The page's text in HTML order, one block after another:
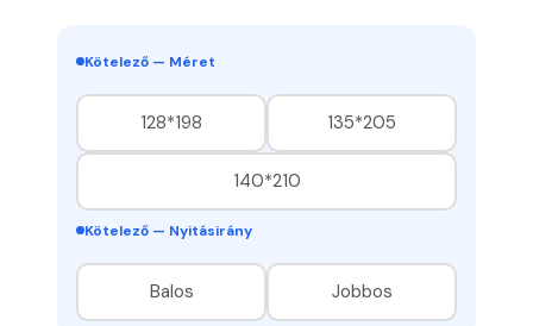
Kötelező — Méret
128*198 135*205
140*210
Kötelező — Nyitásirány
Balos Jobbos